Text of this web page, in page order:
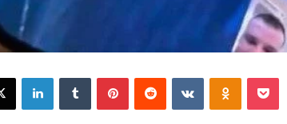
X Linkedin VK OK